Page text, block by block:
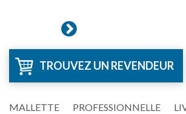
TROUVEZ UN REVENDEUR
MALLETTE PROFESSIONNELLE